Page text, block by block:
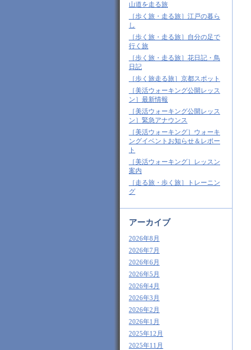
山道を走る旅
［歩く旅・走る旅］江戸の暮ら
し
［歩く旅・走る旅］自分の足で
行く旅
［歩く旅・走る旅］花日記・鳥
日記
［歩く旅走る旅］京都スポット
［美活ウォーキング公開レッス
ン］最新情報
［美活ウォーキング公開レッス
ン］緊急アナウンス
［美活ウォーキング］ウォーキ
ングイベントお知らせ＆レポー
ト
［美活ウォーキング］レッスン
案内
［走る旅・歩く旅］トレーニン
グ
アーカイブ
2026年8月
2026年7月
2026年6月
2026年5月
2026年4月
2026年3月
2026年2月
2026年1月
2025年12月
2025年11月